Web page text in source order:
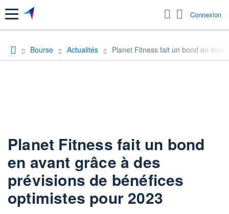
Menu Connexion
Bourse Actualités Planet Fitness fait un bond en
Planet Fitness fait un bond
en avant grâce à des
prévisions de bénéfices
optimistes pour 2023